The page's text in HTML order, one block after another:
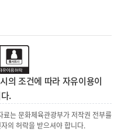
의 조건에 따라 자유이용이
.
는 문화체육관광부가 저작권 전부를
의 허락을 받으셔야 합니다.